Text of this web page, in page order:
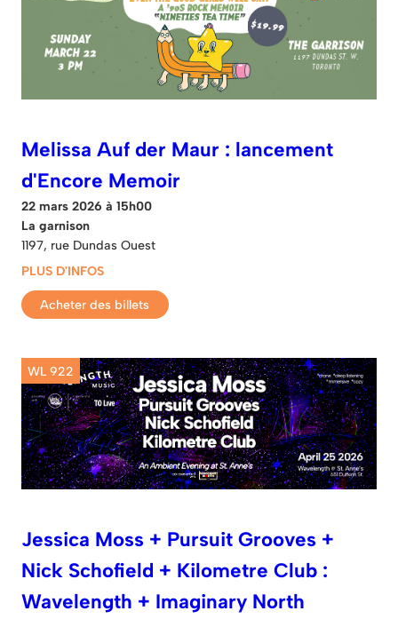
Melissa Auf der Maur : lancement
d'Encore Memoir
22 mars 2026 à 15h00
La garnison
1197, rue Dundas Ouest
PLUS D'INFOS
Acheter des billets
WL 922
Jessica Moss + Pursuit Grooves +
Nick Schofield + Kilometre Club :
Wavelength + Imaginary North